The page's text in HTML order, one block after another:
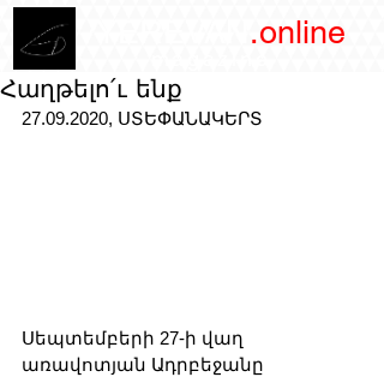
.online
Հաղթելո՛ւ ենք
27.09.2020, ՍՏԵՓԱՆԱԿԵՐՏ
Սեպտեմբերի 27-ի վաղ
առավոտյան Ադրբեջանը